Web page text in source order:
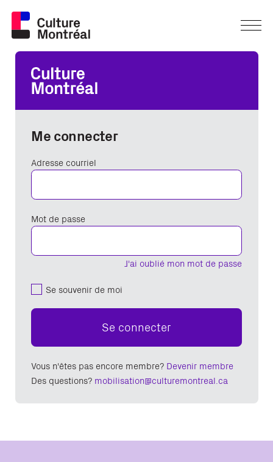
Me connecter
Adresse courriel
J'ai oublié mon mot de passe
Mot de passe
Se souvenir de moi
Se connecter
Vous n'êtes pas encore membre? Devenir membre
Des questions? mobilisation@culturemontreal.ca